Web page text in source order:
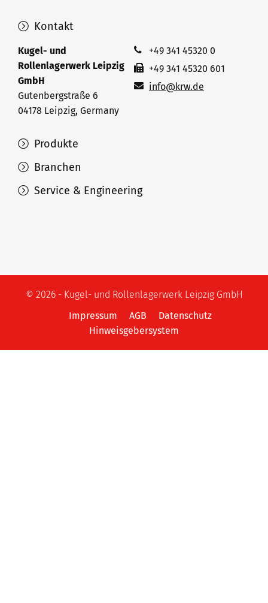
Produkte
Branchen
Service & Engineering
Kontakt
Kugel- und
Rollenlagerwerk Leipzig
GmbH
Gutenbergstraße 6
04178 Leipzig, Germany
+49 341 45320 0
+49 341 45320 601
info@krw.de
© 2026 - Kugel- und Rollenlagerwerk Leipzig GmbH
Impressum
AGB
Datenschutz
Hinweisgebersystem